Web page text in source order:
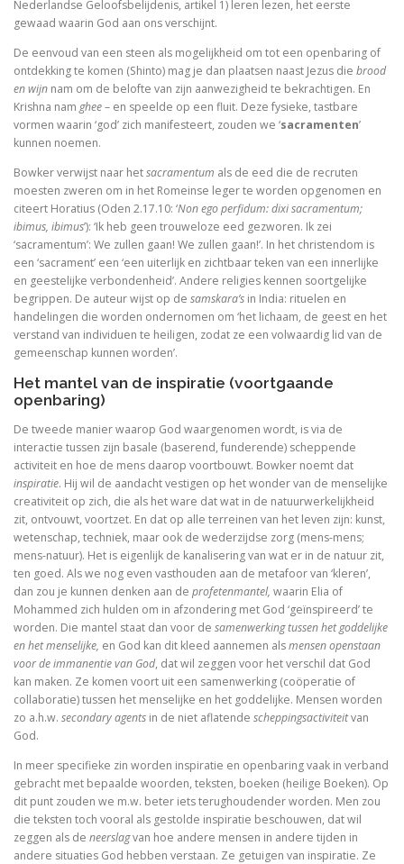
De omweg naar Santiago
Alkibiades
Inclusieve godsdienstpedagogiek
Luther de biografie
Holy Ignorance (La sainte ignorance)
In de handen van mensen. 2000 jaar Christus in
Bachs cantates, toen en nu
De vrouwen van de profeet
Oidipous en Antigone. Drie tragedies.
A New Science. The discovery of Religion
The Christians who became Jews. Acts of the
Heilige gezangen
Waarover men niet spreekt
Identiteit
The changing faces of Jesus
Adrianus VI (1459-1523). De tragische paus uit de
Toen onze wereld christelijk werd
Nederlandse Geloofsbelijdenis, artikel 1) leren lezen, het eerste
gewaad waarin God aan ons verschijnt.
De eenvoud van een steen als mogelijkheid om tot een openbaring of
ontdekking te komen (Shinto) mag je dan plaatsen naast Jezus die brood
en wijn nam om de belofte van zijn aanwezigheid te bekrachtigen. En
Krishna nam ghee– en speelde op een fluit. Deze fysieke, tastbare
vormen waarin ‘god’ zich manifesteert, zouden we ‘sacramenten’
kunnen noemen.
Bowker verwijst naar hetsacramentum als de eed die de recruten
moesten zweren om in het Romeinse leger te worden opgenomen en
citeert Horatius (Oden 2.17.10: ‘Non ego perfidum: dixi sacramentum;
ibimus, ibimus’): ‘Ik heb geen trouweloze eed gezworen. Ik zei
‘sacramentum’: We zullen gaan! We zullen gaan!’. In het christendom is
een ‘sacrament’ een ‘een uiterlijk en zichtbaar teken van een innerlijke
en geestelijke verbondenheid’. Andere religies kennen soortgelijke
begrippen. De auteur wijst op de samskara’s in India: rituelen en
handelingen die worden ondernomen om ‘het lichaam, de geest en het
verstand van individuen te heiligen, zodat ze een volwaardig lid van de
gemeenschap kunnen worden’.
Het mantel van de inspiratie (voortgaande
openbaring)
De tweede manier waarop God waargenomen wordt, is via de
interactie tussen zijn basale (baserend, funderende) scheppende
activiteit en hoe de mens daarop voortbouwt. Bowker noemt dat
inspiratie. Hij wil de aandacht vestigen op het wonder van de menselijke
creativiteit op zich, die als het ware dat wat in de natuurwerkelijkheid
zit, ontvouwt, voortzet. En dat op alle terreinen van het leven zijn: kunst,
wetenschap, techniek, maar ook de wederzijdse zorg (mens-mens;
mens-natuur). Het is eigenlijk de kanalisering van wat er in de natuur zit,
ten goed. Als we nog even vasthouden aan de metafoor van ‘kleren’,
dan zou je kunnen denken aan de profetenmantel, waarin Elia of
Mohammed zich hulden om in afzondering met God ‘geïnspireerd’ te
worden. Die mantel staat dan voor de samenwerking tussen het goddelijke
en het menselijke, en God kan dit kleed aannemen alsmensen openstaan
voor de immanentie van God, dat wil zeggen voor het verschil dat God
kan maken. Ze komen voort uit een samenwerking (coöperatie of
collaboratie) tussen het menselijke en het goddelijke. Mensen worden
zo a.h.w. secondary agents in de niet aflatende scheppingsactiviteitvan
God.
In meer specifieke zin worden inspiratie en openbaring vaak in verband
gebracht met bepaalde woorden, teksten, boeken (heilige Boeken). Op
dit punt zouden we m.w. beter iets terughoudender worden. Men zou
die teksten toch vooral als gestolde inspiratie beschouwen, dat wil
zeggen als de neerslagvan hoe andere mensen in andere tijden in
andere situaties God hebben verstaan. Ze getuigen van inspiratie. Ze